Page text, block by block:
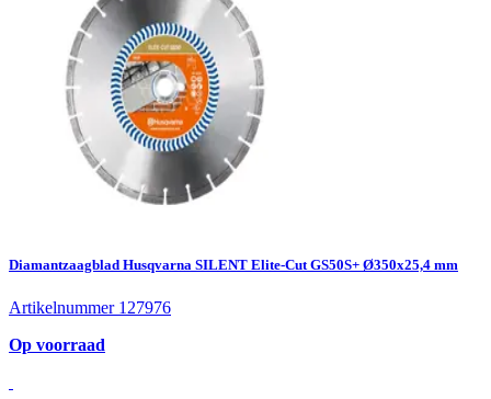
Diamantzaagblad Husqvarna SILENT Elite-Cut GS50S+ Ø350x25,4 mm
Artikelnummer 127976
Op voorraad